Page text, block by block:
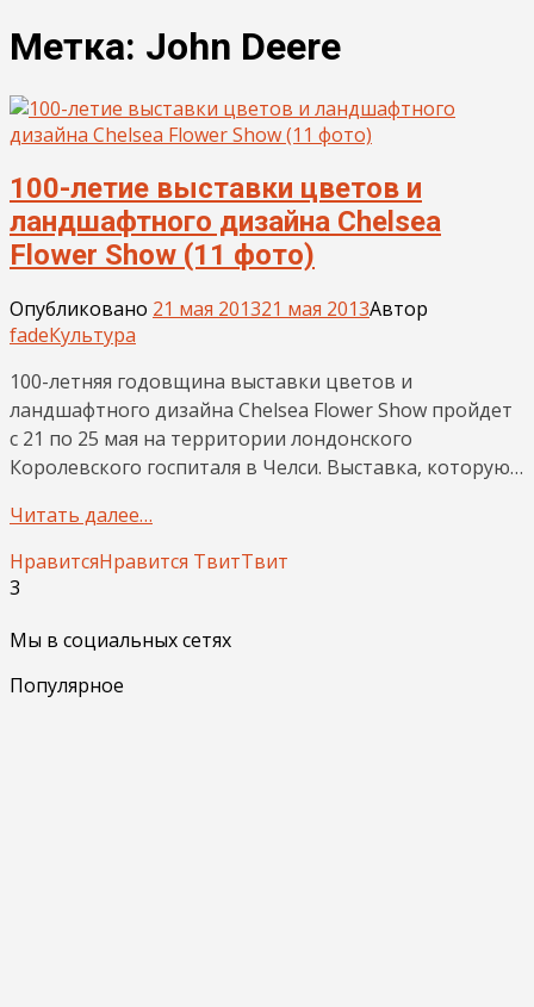
Метка: John Deere
100-летие выставки цветов и
ландшафтного дизайна Chelsea
Flower Show (11 фото)
Опубликовано 21 мая 201321 мая 2013Автор
fadeКультура
100-летняя годовщина выставки цветов и
ландшафтного дизайна Chelsea Flower Show пройдет
с 21 по 25 мая на территории лондонского
Королевского госпиталя в Челси. Выставка, которую…
Читать далее…
НравитсяНравится ТвитТвит
3
Мы в социальных сетях
Популярное